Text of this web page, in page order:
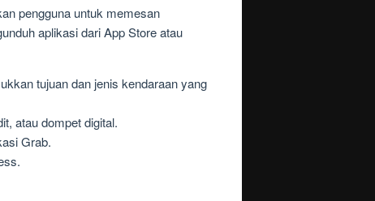
pengguna untuk memesan
aplikasi dari App Store atau
tujuan dan jenis kendaraan yang
atau dompet digital.
Grab.